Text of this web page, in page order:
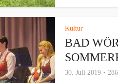
Kultur
BAD
30. Juli 2019